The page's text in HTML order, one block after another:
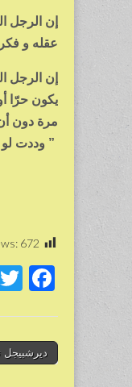
إن الرجل
عقله و
إن الرجل
يكون حرّا
مرة دون
” وددت لو
672
F
ePost